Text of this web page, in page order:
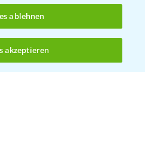
(noch 4)
Sie uns
ablehnen
akzeptieren